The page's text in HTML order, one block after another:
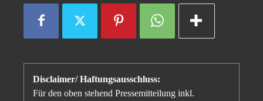
Disclaimer/ Haftungsausschluss:
Für den oben stehend Pressemitteilung inkl.